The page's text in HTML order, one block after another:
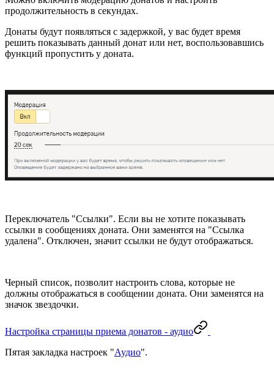
продолжительность в секундах.
Донаты будут появляться с задержкой, у вас будет время
решить показывать данный донат или нет, воспользовавшись
функций пропустить у доната.
Переключатель "Ссылки". Если вы не хотите показывать
ссылки в сообщениях доната. Они заменятся на "Ссылка
удалена". Отключен, значит ссылки не будут отображаться.
Черный список, позволит настроить слова, которые не
должны отображаться в сообщении доната. Они заменятся на
значок звездочки.
Настройка страницы приема донатов - аудио
Пятая закладка настроек "Аудио".